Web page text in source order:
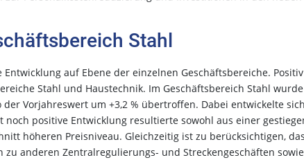
Stahl
auf Ebene der einzelnen Geschäftsbereiche. Positiv
Stahl und Haustechnik. Im Geschäftsbereich Stahl
Vorjahreswert um +3,2 % übertroffen. Dabei entwickelte
noch positive Entwicklung resultierte sowohl aus einer
höheren Preisniveau. Gleichzeitig ist zu berücksichtigen,
anderen Zentralregulierungs- und Streckengeschäften sowie